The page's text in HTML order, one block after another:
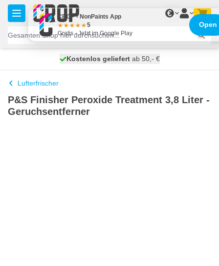
Zum Inhalt springen
€
heute versendet
Kostenlos geliefertab 50,- €
100 Tage
Lufterfrischer
P&S Finisher Peroxide Treatment 3,8 Liter -
Geruchsentferner
CROP - NonPaints App
5
Gratis - Jetzt im Google Play
Open